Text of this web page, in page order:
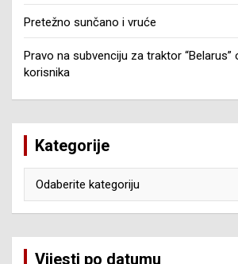
Pretežno sunčano i vruće
Pravo na subvenciju za traktor “Belarus”
korisnika
Kategorije
Vijesti po datumu